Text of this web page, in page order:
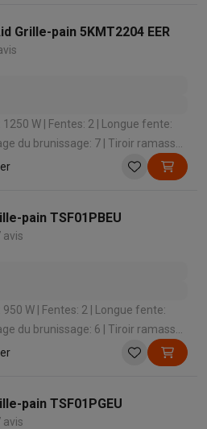
Grille-pain 5KMT2204 EER
| Fentes: 2 | Longue fente:
brunissage: 7 | Tiroir ramasse-
pain TSF01PBEU
avis
| Fentes: 2 | Longue fente:
brunissage: 6 | Tiroir ramasse-
pain TSF01PGEU
avis